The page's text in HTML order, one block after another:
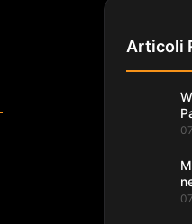
Articoli